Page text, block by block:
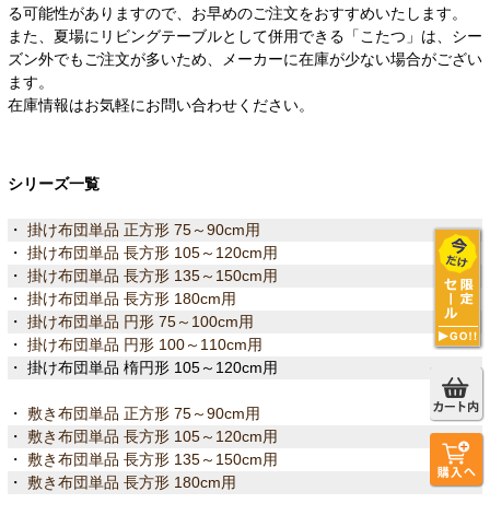
る可能性がありますので、お早めのご注文をおすすめいたします。
また、夏場にリビングテーブルとして併用できる「こたつ」は、シー
ズン外でもご注文が多いため、メーカーに在庫が少ない場合がござい
ます。
在庫情報はお気軽にお問い合わせください。
シリーズ一覧
・ 掛け布団単品 正方形 75～90cm用
・ 掛け布団単品 長方形 105～120cm用
・ 掛け布団単品 長方形 135～150cm用
・ 掛け布団単品 長方形 180cm用
・ 掛け布団単品 円形 75～100cm用
・ 掛け布団単品 円形 100～110cm用
・ 掛け布団単品 楕円形 105～120cm用
・ 敷き布団単品 正方形 75～90cm用
・ 敷き布団単品 長方形 105～120cm用
・ 敷き布団単品 長方形 135～150cm用
・ 敷き布団単品 長方形 180cm用